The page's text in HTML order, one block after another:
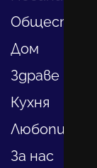
Общество
Дом
Здраве
Кухня
Любопитно
За нас